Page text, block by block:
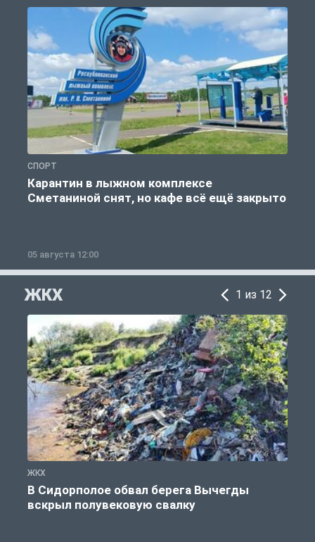
СПОРТ
Карантин в лыжном комплексе
Сметаниной снят, но кафе всё ещё закрыто
05 августа 12:00
ЖКХ 1 из 12
ЖКХ
В Сидорполое обвал берега Вычегды
вскрыл полувековую свалку